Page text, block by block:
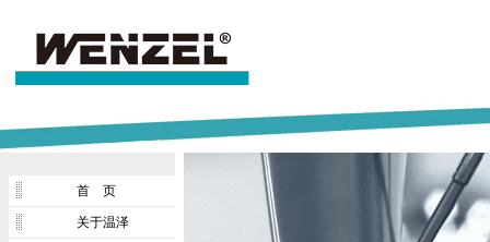
首 页
关于温泽